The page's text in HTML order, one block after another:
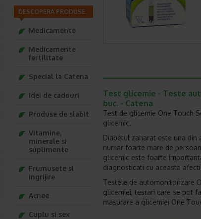
Test glicemie - Teste
buc. - Catena
Test de glicemie One Touch
glicemic.
Diabetul zaharat este una din
numar foarte mare de
glicemic este foarte
diagnosticati cu aceasta
Testele de automonitorizare
glicemiei, testari care se pot
masurare a glicemiei One
DESCOPERA PRODUSE
Medicamente
Medicamente
fertilitate
Special la Catena
Idei de cadouri
Produse de slabit
Vitamine,
minerale si
suplimente
Frumusete si
ingrijire
Acnee
Cuplu si sex